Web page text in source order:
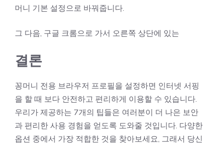
머니 기본 설정으로 바꿔줍니다.
그 다음, 구글 크롬으로 가서 오른쪽 상단에 있는
결론
꽁머니 전용 브라우저 프로필을 설정하면 인터넷 서핑
을 할 때 보다 안전하고 편리하게 이용할 수 있습니다.
우리가 제공하는 7개의 팁들은 여러분이 더 나은 보안
과 편리한 사용 경험을 얻도록 도와줄 것입니다. 다양한
옵션 중에서 가장 적합한 것을 찾아보세요, 그래서 당신